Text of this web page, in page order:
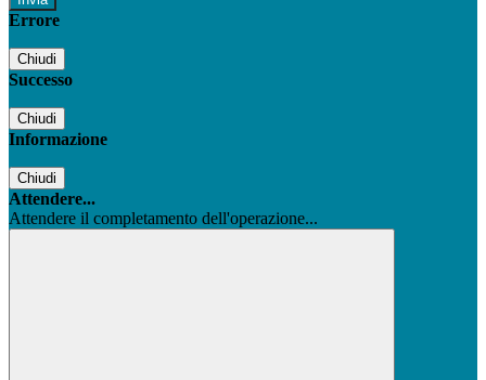
Errore
Chiudi
Successo
Chiudi
Informazione
Chiudi
Attendere...
Attendere il completamento dell'operazione...